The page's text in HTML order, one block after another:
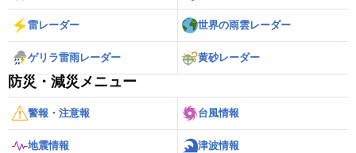
雷レーダー 世界の雨雲レーダー
ゲリラ雷雨レーダー 黄砂レーダー
防災・減災メニュー
警報・注意報 台風情報
地震情報 津波情報